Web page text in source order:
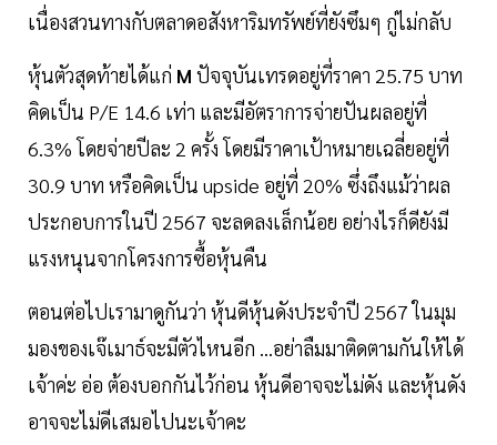
เนื่องสวนทางกับตลาดอสังหาริมทรัพย์ที่ยังซึมๆ กู่ไม่กลับ
หุ้นตัวสุดท้ายได้แก่ M ปัจจุบันเทรดอยู่ที่ราคา 25.75 บาท
คิดเป็น P/E 14.6 เท่า และมีอัตราการจ่ายปันผลอยู่ที่
6.3% โดยจ่ายปีละ 2 ครั้ง โดยมีราคาเป้าหมายเฉลี่ยอยู่ที่
30.9 บาท หรือคิดเป็น upside อยู่ที่ 20% ซึ่งถึงแม้ว่าผล
ประกอบการในปี 2567 จะลดลงเล็กน้อย อย่างไรก็ดียังมี
แรงหนุนจากโครงการซื้อหุ้นคืน
ตอนต่อไปเรามาดูกันว่า หุ้นดีหุ้นดังประจำปี 2567 ในมุม
มองของเจ๊เมาธ์จะมีตัวไหนอีก ...อย่าลืมมาติดตามกันให้ได้
เจ้าค่ะ อ่อ ต้องบอกกันไว้ก่อน หุ้นดีอาจจะไม่ดัง และหุ้นดัง
อาจจะไม่ดีเสมอไปนะเจ้าคะ